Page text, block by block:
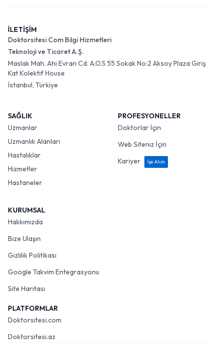
İLETİŞİM
Doktorsitesi Com Bilgi Hizmetleri
Teknoloji ve Ticaret A.Ş.
Maslak Mah. Ahi Evran Cd. A.O.S 55 Sokak No:2 Aksoy Plaza Giriş
Kat Kolektif House
İstanbul, Türkiye
SAĞLIK
Uzmanlar
Uzmanlık Alanları
Hastalıklar
Hizmetler
Hastaneler
PROFESYONELLER
Doktorlar İçin
Web Siteniz İçin
Kariyer
İşe Alım
KURUMSAL
Hakkımızda
Bize Ulaşın
Gizlilik Politikası
Google Takvim Entegrasyonu
Site Haritası
PLATFORMLAR
Doktorsitesi.com
Doktorsitesi.az